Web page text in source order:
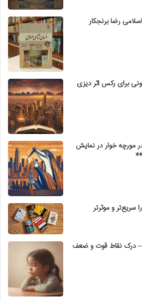
رضا برنجکار
برای رکس اثر دیزی
مورچه خوار در نمایش
سریع‌تر و موثرتر
خلاصه کتاب سنجش SDQ – درک نقاط قوت و ضعف